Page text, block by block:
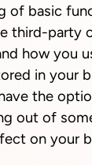
of basic
third-party
how you
in your
the
out of
on your